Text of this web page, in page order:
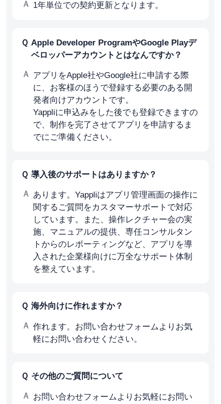
1年単位での契約更新となります。
Apple Developer ProgramやGoogle Playデ
ベロッパーアカウントとはなんですか？
アプリをApple社やGoogle社に申請する際
に、お客様のほうで登録する必要のある開
発者向けアカウントです。
Yappliに申込みをした後でも登録できますの
で、制作を完了させてアプリを申請するま
でにご準備ください。
導入後のサポートはありますか？
あります。Yappliはアプリ管理画面の操作に
関するご質問をカスタマーサポートで対応
しています。また、操作レクチャー会の実
施、マニュアルの提供、専任コンサルタン
トからのレポーティングなど、アプリを導
入された企業様向けに万全なサポート体制
を整えています。
海外向けに作れますか？
作れます。お問い合わせフォームよりお気
軽にお問い合わせください。
その他のご質問について
お問い合わせフォームよりお気軽にお問い